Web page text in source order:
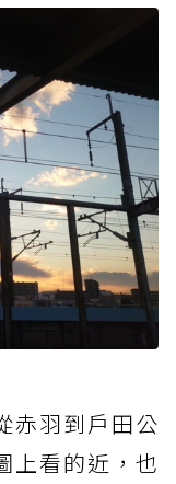
赤羽到戶田公
上看的近，也